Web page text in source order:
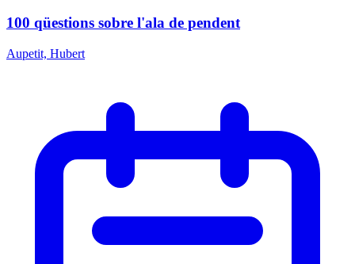
100 qüestions sobre l'ala de pendent
Aupetit, Hubert